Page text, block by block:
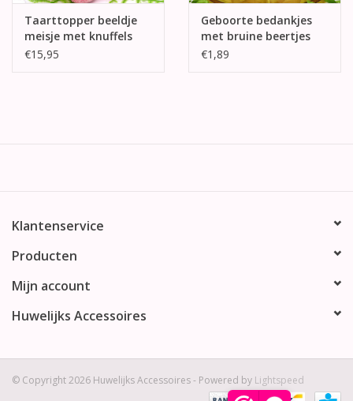
Taarttopper beeldje
meisje met knuffels
€15,95
Geboorte bedankjes
met bruine beertjes
€1,89
Klantenservice
Producten
Mijn account
Huwelijks Accessoires
© Copyright 2026 Huwelijks Accessoires - Powered by Lightspeed